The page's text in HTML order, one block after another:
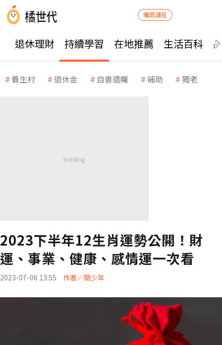
購買課程
退休理財 持續學習 在地推薦 生活百科
養生村 退休金 自書遺囑 補助 獨老
2023下半年12生肖運勢公開！財
運、事業、健康、感情運一次看
2023-07-06 13:55 作者／簡少年